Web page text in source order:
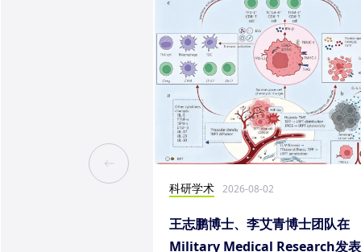
科研学术 2026-08-02
王志鹏博士、李艾青博士团队在
Military Medical Research发